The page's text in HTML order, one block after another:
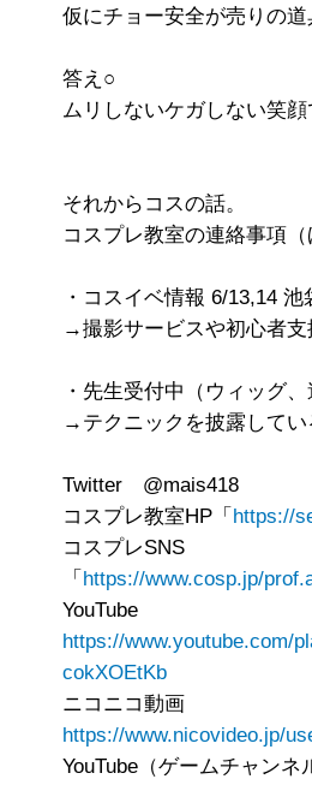
仮にチョー安全が売りの
答え○
ムリしないケガしない笑
それからコスの話。
コスプレ教室の連絡事項
・コスイベ情報 6/13,14
→撮影サービスや初心者
・先生受付中（ウィッグ
→テクニックを披露して
Twitter @mais418
コスプレ教室HP「 https://
コスプレSNS
「 https://www.cosp.jp/
YouTube
https://www.youtube.com/
cokXOEtKb
ニコニコ動画
https://www.nicovideo.jp/
YouTube（ゲームチャンネ